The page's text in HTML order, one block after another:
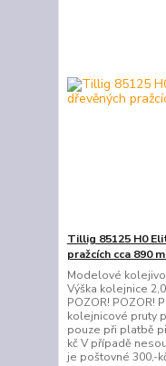
Tillig 85125 H0
pražcích cca 890
Modelové
Výška kolejnice
POZOR! POZOR!
kolejnicové pruty
pouze při platbě
kč V případě
je poštovné 300,-